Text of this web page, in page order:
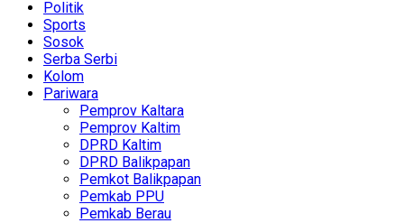
Politik
Sports
Sosok
Serba Serbi
Kolom
Pariwara
Pemprov Kaltara
Pemprov Kaltim
DPRD Kaltim
DPRD Balikpapan
Pemkot Balikpapan
Pemkab PPU
Pemkab Berau